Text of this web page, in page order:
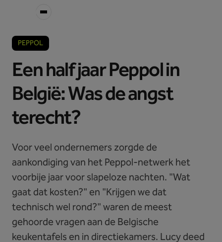
PEPPOL
Een half jaar Peppol in
België: Was de angst
terecht?
Voor veel ondernemers zorgde de
aankondiging van het Peppol-netwerk het
voorbije jaar voor slapeloze nachten. "Wat
gaat dat kosten?" en "Krijgen we dat
technisch wel rond?" waren de meest
gehoorde vragen aan de Belgische
keukentafels en in directiekamers. Lucy deed